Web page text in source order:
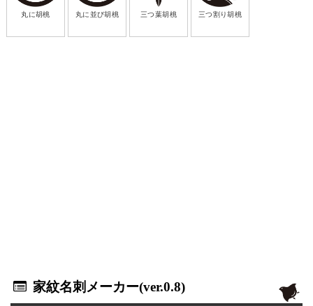
丸に胡桃 丸に並び胡桃 三つ葉胡桃 三つ割り胡桃
家紋名刺メーカー(ver.0.8)